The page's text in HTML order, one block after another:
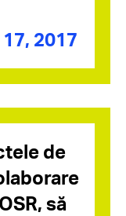
2017
de
să